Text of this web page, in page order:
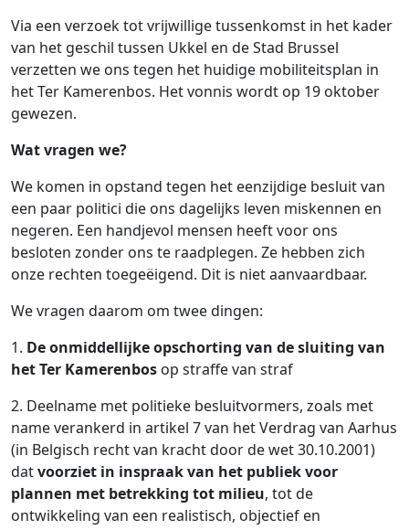
Via een verzoek tot vrijwillige tussenkomst in het kader
van het geschil tussen Ukkel en de Stad Brussel
verzetten we ons tegen het huidige mobiliteitsplan in
het Ter Kamerenbos. Het vonnis wordt op 19 oktober
gewezen.
Wat vragen we?
We komen in opstand tegen het eenzijdige besluit van
een paar politici die ons dagelijks leven miskennen en
negeren. Een handjevol mensen heeft voor ons
besloten zonder ons te raadplegen. Ze hebben zich
onze rechten toegeëigend. Dit is niet aanvaardbaar.
We vragen daarom om twee dingen:
1. De onmiddellijke opschorting van de sluiting van
het Ter Kamerenbos op straffe van straf
2. Deelname met politieke besluitvormers, zoals met
name verankerd in artikel 7 van het Verdrag van Aarhus
(in Belgisch recht van kracht door de wet 30.10.2001)
datvoorziet in inspraak van het publiek voor
plannen met betrekking tot milieu, tot de
ontwikkeling van een realistisch, objectief en